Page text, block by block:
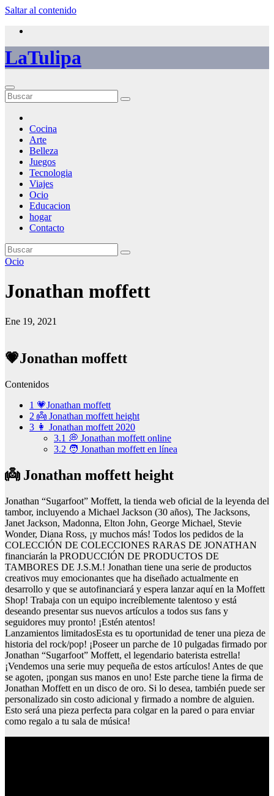
Saltar al contenido
LaTulipa
Cocina
Arte
Belleza
Juegos
Tecnologia
Viajes
Ocio
Educacion
hogar
Contacto
Ocio
Jonathan moffett
Ene 19, 2021
💗Jonathan moffett
Contenidos
1 💗Jonathan moffett
2 👼 Jonathan moffett height
3 👩 Jonathan moffett 2020
3.1 💭 Jonathan moffett online
3.2 🧑 Jonathan moffett en línea
👼 Jonathan moffett height
Jonathan “Sugarfoot” Moffett, la tienda web oficial de la leyenda del
tambor, incluyendo a Michael Jackson (30 años), The Jacksons,
Janet Jackson, Madonna, Elton John, George Michael, Stevie
Wonder, Diana Ross, ¡y muchos más! Todos los pedidos de la
COLECCIÓN DE COLECCIONES RARAS DE JONATHAN
financiarán la PRODUCCIÓN DE PRODUCTOS DE
TAMBORES DE J.S.M.! Jonathan tiene una serie de productos
creativos muy emocionantes que ha diseñado actualmente en
desarrollo y que se autofinanciará y espera lanzar aquí en la Moffett
Shop! Trabaja con un equipo increíblemente talentoso y está
deseando presentar sus nuevos artículos a todos sus fans y
seguidores muy pronto! ¡Estén atentos!
Lanzamientos limitadosEsta es tu oportunidad de tener una pieza de
historia del rock/pop! ¡Poseer un parche de 10 pulgadas firmado por
Jonathan “Sugarfoot” Moffett, el legendario baterista estrella!
¡Vendemos una serie muy pequeña de estos artículos! Antes de que
se agoten, ¡pongan sus manos en uno! Este parche tiene la firma de
Jonathan Moffett en un disco de oro. Si lo desea, también puede ser
personalizado sin costo adicional y firmado a nombre de alguien.
Esto será una pieza perfecta para colgar en la pared o para enviar
como regalo a tu sala de música!